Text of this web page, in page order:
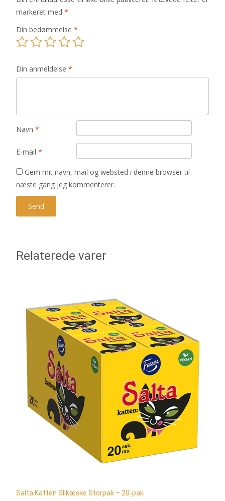
markeret med *
Din bedømmelse *
Din anmeldelse *
Navn *
E-mail *
Gem mit navn, mail og websted i denne browser til
næste gang jeg kommenterer.
Relaterede varer
Salta Katten Slikæske Storpak – 20-pak